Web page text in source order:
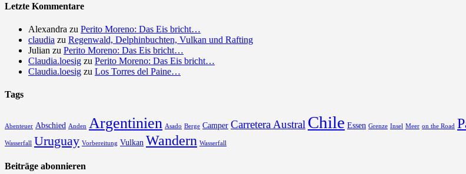
Letzte Kommentare
Alexandra zu Perito Moreno: Das Eis bricht…
claudia zu Regenwald, Delphinbuchten, Vulkan und Rafting
Julian zu Perito Moreno: Das Eis bricht…
Claudia.loesig zu Perito Moreno: Das Eis bricht…
Claudia.loesig zu Los Torres del Paine…
Tags
Abenteuer Abschied Anden Argentinien Asado Berge Camper Carretera Austral Chile Essen Grenze Insel Meer on the Road
Wasserfall Uruguay Vorbereitung Vulkan Wandern Wasserfall
Beiträge abonnieren